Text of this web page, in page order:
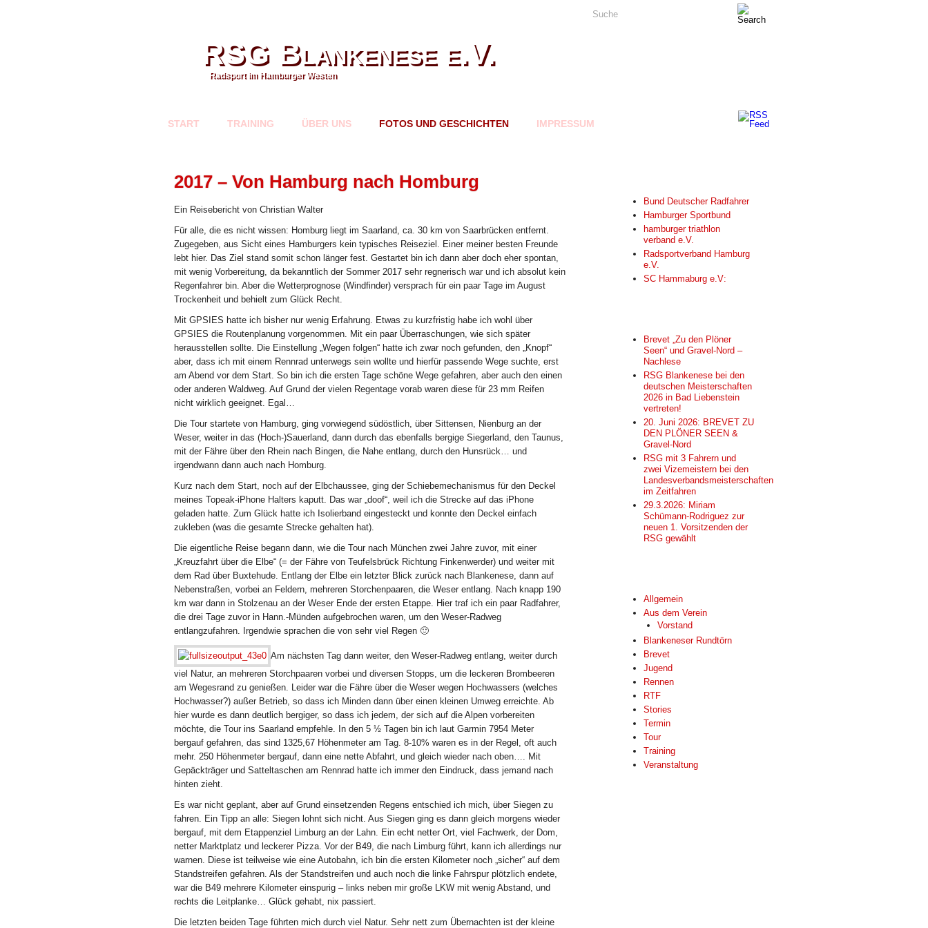
Suche
RSG Blankenese e.V.
Radsport im Hamburger Westen
START TRAINING ÜBER UNS FOTOS UND GESCHICHTEN IMPRESSUM
2017 – Von Hamburg nach Homburg
Ein Reisebericht von Christian Walter
Für alle, die es nicht wissen: Homburg liegt im Saarland, ca. 30 km von Saarbrücken entfernt.
Zugegeben, aus Sicht eines Hamburgers kein typisches Reiseziel. Einer meiner besten Freunde
lebt hier. Das Ziel stand somit schon länger fest. Gestartet bin ich dann aber doch eher spontan,
mit wenig Vorbereitung, da bekanntlich der Sommer 2017 sehr regnerisch war und ich absolut kein
Regenfahrer bin. Aber die Wetterprognose (Windfinder) versprach für ein paar Tage im August
Trockenheit und behielt zum Glück Recht.
Mit GPSIES hatte ich bisher nur wenig Erfahrung. Etwas zu kurzfristig habe ich wohl über
GPSIES die Routenplanung vorgenommen. Mit ein paar Überraschungen, wie sich später
herausstellen sollte. Die Einstellung „Wegen folgen“ hatte ich zwar noch gefunden, den „Knopf“
aber, dass ich mit einem Rennrad unterwegs sein wollte und hierfür passende Wege suchte, erst
am Abend vor dem Start. So bin ich die ersten Tage schöne Wege gefahren, aber auch den einen
oder anderen Waldweg. Auf Grund der vielen Regentage vorab waren diese für 23 mm Reifen
nicht wirklich geeignet. Egal…
Die Tour startete von Hamburg, ging vorwiegend südöstlich, über Sittensen, Nienburg an der
Weser, weiter in das (Hoch-)Sauerland, dann durch das ebenfalls bergige Siegerland, den Taunus,
mit der Fähre über den Rhein nach Bingen, die Nahe entlang, durch den Hunsrück… und
irgendwann dann auch nach Homburg.
Kurz nach dem Start, noch auf der Elbchaussee, ging der Schiebemechanismus für den Deckel
meines Topeak-iPhone Halters kaputt. Das war „doof“, weil ich die Strecke auf das iPhone
geladen hatte. Zum Glück hatte ich Isolierband eingesteckt und konnte den Deckel einfach
zukleben (was die gesamte Strecke gehalten hat).
Die eigentliche Reise begann dann, wie die Tour nach München zwei Jahre zuvor, mit einer
„Kreuzfahrt über die Elbe“ (= der Fähre von Teufelsbrück Richtung Finkenwerder) und weiter mit
dem Rad über Buxtehude. Entlang der Elbe ein letzter Blick zurück nach Blankenese, dann auf
Nebenstraßen, vorbei an Feldern, mehreren Storchenpaaren, die Weser entlang. Nach knapp 190
km war dann in Stolzenau an der Weser Ende der ersten Etappe. Hier traf ich ein paar Radfahrer,
die drei Tage zuvor in Hann.-Münden aufgebrochen waren, um den Weser-Radweg
entlangzufahren. Irgendwie sprachen die von sehr viel Regen 🙂
Am nächsten Tag dann weiter, den Weser-Radweg entlang, weiter durch
viel Natur, an mehreren Storchpaaren vorbei und diversen Stopps, um die leckeren Brombeeren
am Wegesrand zu genießen. Leider war die Fähre über die Weser wegen Hochwassers (welches
Hochwasser?) außer Betrieb, so dass ich Minden dann über einen kleinen Umweg erreichte. Ab
hier wurde es dann deutlich bergiger, so dass ich jedem, der sich auf die Alpen vorbereiten
möchte, die Tour ins Saarland empfehle. In den 5 ½ Tagen bin ich laut Garmin 7954 Meter
bergauf gefahren, das sind 1325,67 Höhenmeter am Tag. 8-10% waren es in der Regel, oft auch
mehr. 250 Höhenmeter bergauf, dann eine nette Abfahrt, und gleich wieder nach oben…. Mit
Gepäckträger und Satteltaschen am Rennrad hatte ich immer den Eindruck, dass jemand nach
hinten zieht.
Es war nicht geplant, aber auf Grund einsetzenden Regens entschied ich mich, über Siegen zu
fahren. Ein Tipp an alle: Siegen lohnt sich nicht. Aus Siegen ging es dann gleich morgens wieder
bergauf, mit dem Etappenziel Limburg an der Lahn. Ein echt netter Ort, viel Fachwerk, der Dom,
netter Marktplatz und leckerer Pizza. Vor der B49, die nach Limburg führt, kann ich allerdings nur
warnen. Diese ist teilweise wie eine Autobahn, ich bin die ersten Kilometer noch „sicher“ auf dem
Standstreifen gefahren. Als der Standstreifen und auch noch die linke Fahrspur plötzlich endete,
war die B49 mehrere Kilometer einspurig – links neben mir große LKW mit wenig Abstand, und
rechts die Leitplanke… Glück gehabt, nix passiert.
Die letzten beiden Tage führten mich durch viel Natur. Sehr nett zum Übernachten ist der kleine
Bund Deutscher Radfahrer
Hamburger Sportbund
hamburger triathlon
verband e.V.
Radsportverband Hamburg
e.V.
SC Hammaburg e.V:
Brevet „Zu den Plöner
Seen“ und Gravel-Nord –
Nachlese
RSG Blankenese bei den
deutschen Meisterschaften
2026 in Bad Liebenstein
vertreten!
20. Juni 2026: BREVET ZU
DEN PLÖNER SEEN &
Gravel-Nord
RSG mit 3 Fahrern und
zwei Vizemeistern bei den
Landesverbandsmeisterschaften
im Zeitfahren
29.3.2026: Miriam
Schümann-Rodriguez zur
neuen 1. Vorsitzenden der
RSG gewählt
Allgemein
Aus dem Verein
Vorstand
Blankeneser Rundtörn
Brevet
Jugend
Rennen
RTF
Stories
Termin
Tour
Training
Veranstaltung